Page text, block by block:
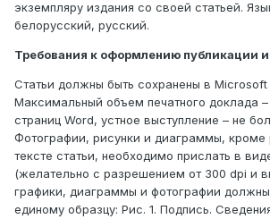
экземпляру издания со своей статьей.
белорусский, русский.
Требования к оформлению публикации
Статьи должны быть сохранены в Microsoft
Максимальный объем печатного доклада
страниц Word, устное выступление – не
Фотографии, рисунки и диаграммы, кроме
тексте статьи, необходимо прислать в
(желательно с разрешением от 300 dpi и
графики, диаграммы и фотографии
единому образцу: Рис. 1. Подпись.